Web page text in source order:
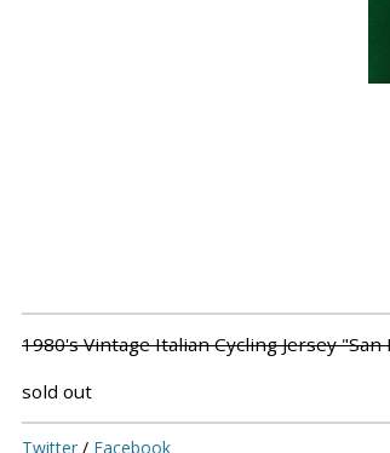
1980's Vintage Italian Cycling Jersey
sold out
Twitter / Facebook